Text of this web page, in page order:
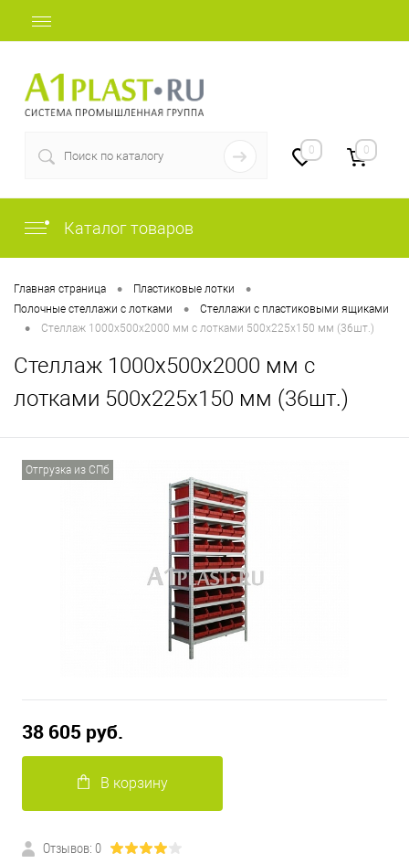
0 0
Каталог товаров
Главная страница • Пластиковые лотки •
Полочные стеллажи с лотками • Стеллажи с пластиковыми ящиками
• Стеллаж 1000х500х2000 мм с лотками 500х225х150 мм (36шт.)
Стеллаж 1000х500х2000 мм с
лотками 500х225х150 мм (36шт.)
Отгрузка из СПб
38 605 руб.
В корзину
Отзывов: 0